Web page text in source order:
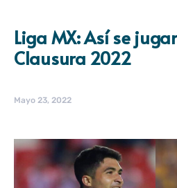
Liga MX: Así se
Clausura 2022
Mayo 23, 2022